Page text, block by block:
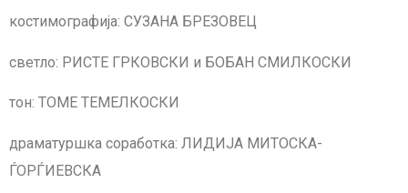
костимографија: СУЗАНА БРЕЗОВЕЦ
светло: РИСТЕ ГРКОВСКИ и БОБАН СМИЛКОСКИ
тон: TOME TEMEЛКОСКИ
драматуршка соработка: ЛИДИЈА МИТОСКА-
ЃОРЃИЕВСКА